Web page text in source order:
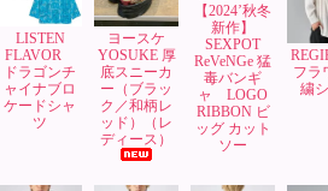
LISTEN
FLAVOR
ドラゴンチ
ャイナブロ
ケードシャ
ツ
ヨースケ
YOSUKE 厚
底スニーカ
ー（ブラッ
ク／和柄レ
ッド）（レ
ディース）
【2024’秋冬
新作】
SEXPOT
ReVeNGe 猛
毒バンギ
ャ LOGO
RIBBON ビ
ッグ カット
ソー
フラ
繍